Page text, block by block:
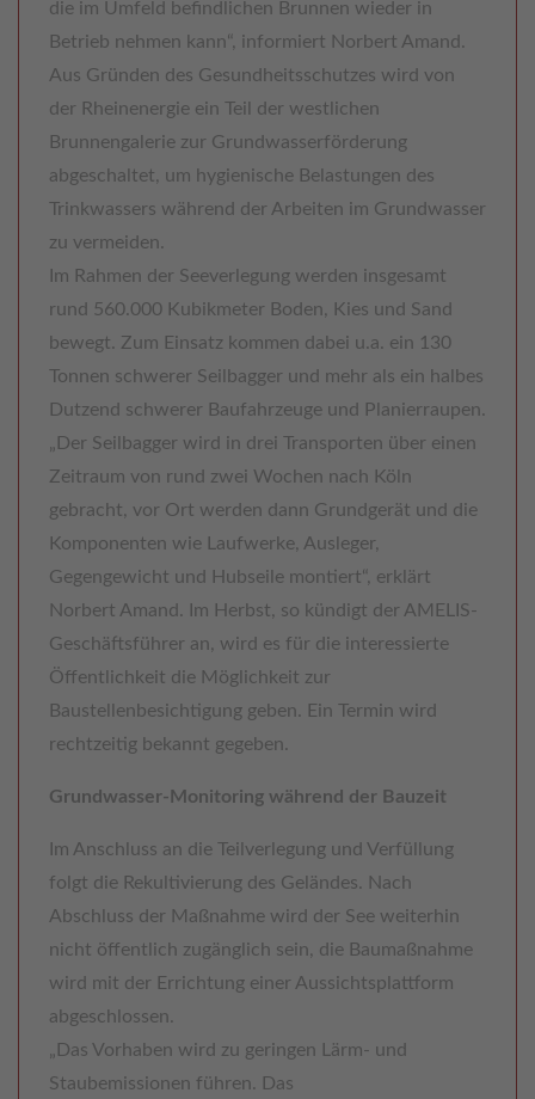
die im Umfeld befindlichen Brunnen wieder in
Betrieb nehmen kann“, informiert Norbert Amand.
Aus Gründen des Gesundheitsschutzes wird von
der Rheinenergie ein Teil der westlichen
Brunnengalerie zur Grundwasserförderung
abgeschaltet, um hygienische Belastungen des
Trinkwassers während der Arbeiten im Grundwasser
zu vermeiden.
Im Rahmen der Seeverlegung werden insgesamt
rund 560.000 Kubikmeter Boden, Kies und Sand
bewegt. Zum Einsatz kommen dabei u.a. ein 130
Tonnen schwerer Seilbagger und mehr als ein halbes
Dutzend schwerer Baufahrzeuge und Planierraupen.
„Der Seilbagger wird in drei Transporten über einen
Zeitraum von rund zwei Wochen nach Köln
gebracht, vor Ort werden dann Grundgerät und die
Komponenten wie Laufwerke, Ausleger,
Gegengewicht und Hubseile montiert“, erklärt
Norbert Amand. Im Herbst, so kündigt der AMELIS-
Geschäftsführer an, wird es für die interessierte
Öffentlichkeit die Möglichkeit zur
Baustellenbesichtigung geben. Ein Termin wird
rechtzeitig bekannt gegeben.
Grundwasser-Monitoring während der Bauzeit
Im Anschluss an die Teilverlegung und Verfüllung
folgt die Rekultivierung des Geländes. Nach
Abschluss der Maßnahme wird der See weiterhin
nicht öffentlich zugänglich sein, die Baumaßnahme
wird mit der Errichtung einer Aussichtsplattform
abgeschlossen.
„Das Vorhaben wird zu geringen Lärm- und
Staubemissionen führen. Das